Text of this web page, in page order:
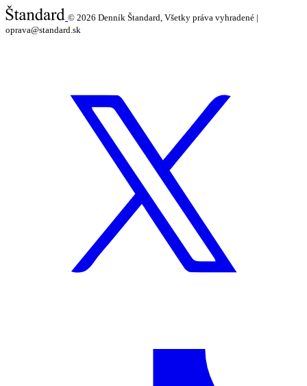
© 2026 Denník Štandard, Všetky práva vyhradené |
oprava@standard.sk